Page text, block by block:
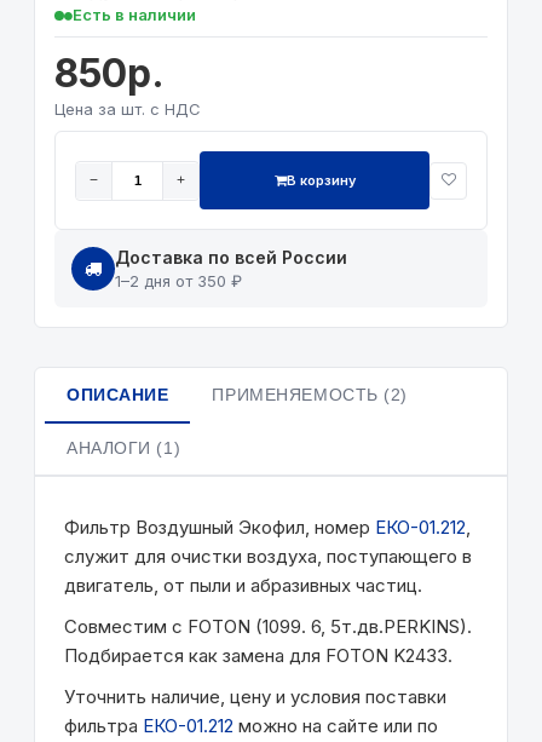
Есть в наличии
850р.
Цена за шт. с НДС
− + В корзину
Доставка по всей России
1–2 дня от 350 ₽
ОПИСАНИЕ ПРИМЕНЯЕМОСТЬ (2)
АНАЛОГИ (1)
Фильтр Воздушный Экофил, номер ЕКО-01.212,
служит для очистки воздуха, поступающего в
двигатель, от пыли и абразивных частиц.
Совместим с FOTON (1099. 6, 5т.дв.PERKINS).
Подбирается как замена для FOTON K2433.
Уточнить наличие, цену и условия поставки
фильтра ЕКО-01.212 можно на сайте или по